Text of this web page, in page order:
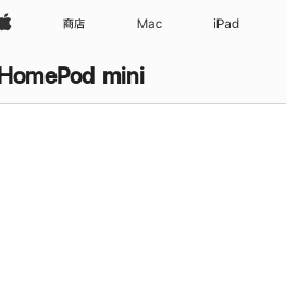
Apple 商店 Mac iPad
HomePod mini